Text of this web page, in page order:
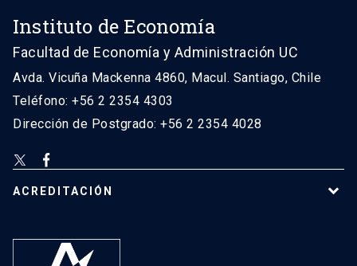
Instituto de Economía
Facultad de Economía y Administración UC
Avda. Vicuña Mackenna 4860, Macul. Santiago, Chile
Teléfono: +56 2 2354 4303
Dirección de Postgrado: +56 2 2354 4028
ACREDITACIÓN